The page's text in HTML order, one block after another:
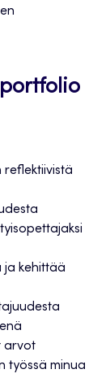
reflektiivistä
ja kehittää
arvot
työssä minua